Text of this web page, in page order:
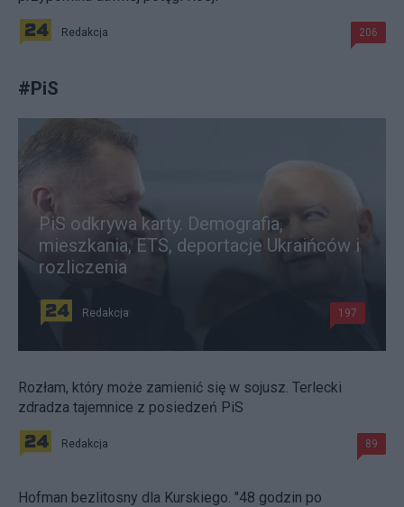
Redakcja 206
#PiS
PiS odkrywa karty. Demografia,
mieszkania, ETS, deportacje Ukraińców i
rozliczenia
Redakcja 197
Rozłam, który może zamienić się w sojusz. Terlecki
zdradza tajemnice z posiedzeń PiS
Redakcja 89
Hofman bezlitosny dla Kurskiego. "48 godzin po